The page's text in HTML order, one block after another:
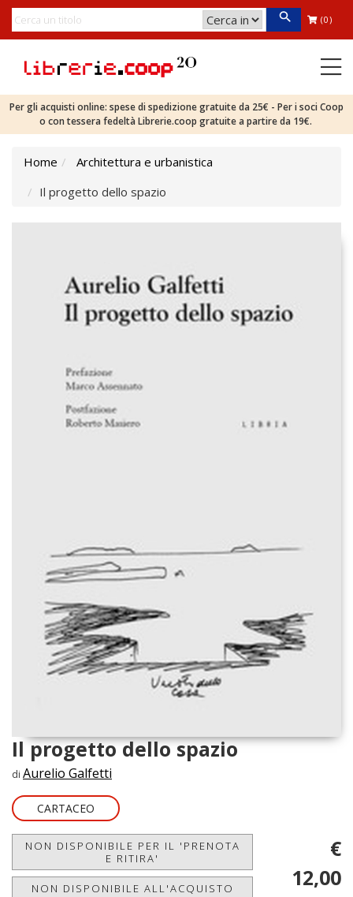
(0)
Per gli acquisti online: spese di spedizione gratuite da 25€ - Per i soci Coop
o con tessera fedeltà Librerie.coop gratuite a partire da 19€.
Home
Architettura e urbanistica
Il progetto dello spazio
Il progetto dello spazio
di Aurelio Galfetti
CARTACEO
NON DISPONIBILE PER IL 'PRENOTA
E RITIRA'
NON DISPONIBILE ALL'ACQUISTO
€
12,00